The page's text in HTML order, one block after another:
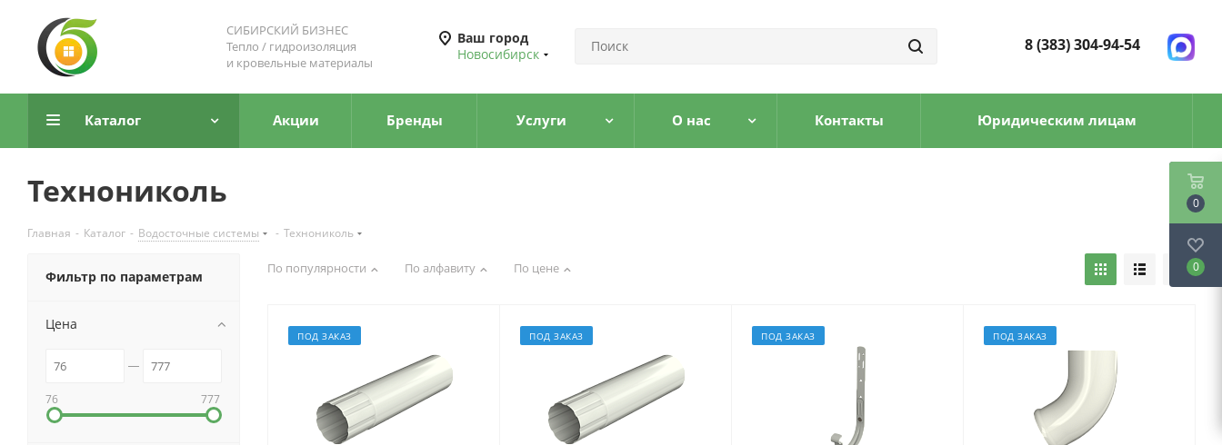
СИБИРСКИЙ БИЗНЕС
Тепло / гидроизоляция
и кровельные материалы
Ваш город
Новосибирск
8 (383) 304-94-54
Каталог Акции Бренды Услуги О нас Контакты Юридическим лицам
Технониколь
Главная - Каталог - Водосточные системы - Технониколь
По популярности По алфавиту По цене
ПОД ЗАКАЗ ПОД ЗАКАЗ ПОД ЗАКАЗ ПОД ЗАКАЗ
Фильтр по параметрам
Цена
76 777
0
0